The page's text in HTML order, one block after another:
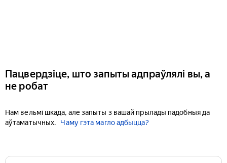
Пацвердзіце, што запыты адпраўлялі вы, а
не робат
Нам вельмі шкада, але запыты з вашай прылады падобныя да
аўтаматычных.
Чаму гэта магло адбыцца?